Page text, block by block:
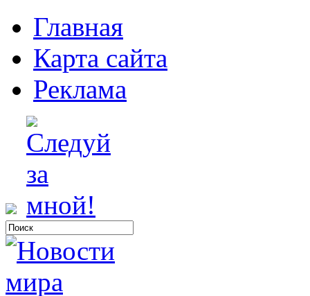
Главная
Карта сайта
Реклама